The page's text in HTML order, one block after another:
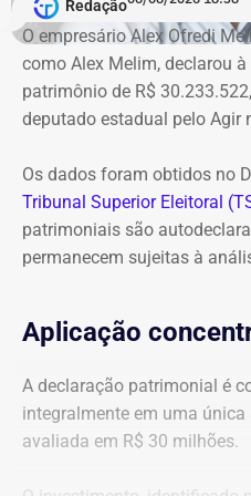
ressarcimento ao erário,
234,4 milhões, chega hoje a
cobra R$ 778,9 mil de multa
danos morais coletivos.
Globo”
Redação
O empresário Alex Ofredi
como Alex Melim, declarou
patrimônio de R$
deputado estadual pelo Agir
Os dados foram obtidos no
Tribunal Superior Eleitoral
patrimoniais são
permanecem sujeitas à
Aplicação
A declaração patrimonial é
integralmente em uma
avaliada em R$ 30 milhões.